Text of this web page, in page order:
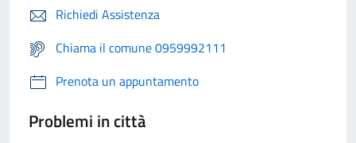
Richiedi Assistenza
Chiama il comune 0959992111
Prenota un appuntamento
Problemi in città